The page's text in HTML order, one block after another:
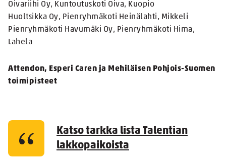
Oivariihi Oy, Kuntoutuskoti Oiva, Kuopio
Huoltsikka Oy, Pienryhmäkoti Heinälahti, Mikkeli
Pienryhmäkoti Havumäki Oy, Pienryhmäkoti Hima,
Lahela
Attendon, Esperi Caren ja Mehiläisen Pohjois-Suomen
toimipisteet
Katso tarkka lista Talentian
lakkopaikoista